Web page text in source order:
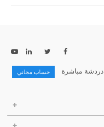
دردشة مباشرة حساب مجاني